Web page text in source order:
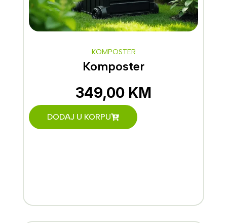
KOMPOSTER
Komposter
349,00 KM
DODAJ U KORPU